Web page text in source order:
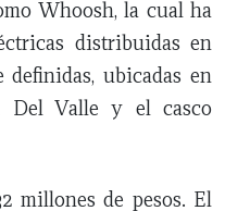
Whoosh, la cual ha
distribuidas en
definidas, ubicadas en
Del Valle y el casco
millones de pesos. El